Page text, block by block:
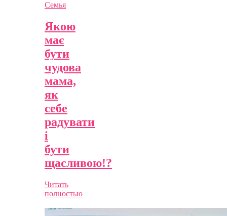
Семья
Якою
має
бути
чудова
мама,
як
себе
радувати
і
бути
щасливою!?
Читать
полностью